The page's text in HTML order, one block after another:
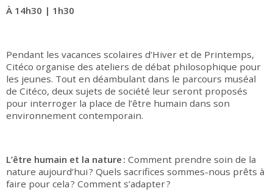
À 14h30 | 1h30
Pendant les vacances scolaires d’Hiver et de Printemps,
Citéco organise des ateliers de débat philosophique pour
les jeunes. Tout en déambulant dans le parcours muséal
de Citéco, deux sujets de société leur seront proposés
pour interroger la place de l’être humain dans son
environnement contemporain.
L’être humain et la nature : Comment prendre soin de la
nature aujourd’hui ? Quels sacrifices sommes-nous prêts à
faire pour cela ? Comment s’adapter ?